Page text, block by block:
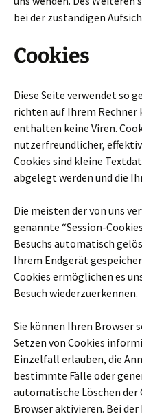
bei der zuständigen
Cookies
Diese Seite verwendet so
richten auf Ihrem Rechner
enthalten keine Viren.
nutzerfreundlicher,
Cookies sind kleine
abgelegt werden und die
Die meisten der von uns
genannte “Session-
Besuchs automatisch
Ihrem Endgerät
Cookies ermöglichen es
Besuch wiederzuerkennen.
Sie können Ihren Browser
Setzen von Cookies
Einzelfall erlauben, die
bestimmte Fälle oder
automatische Löschen der
Browser aktivieren. Bei